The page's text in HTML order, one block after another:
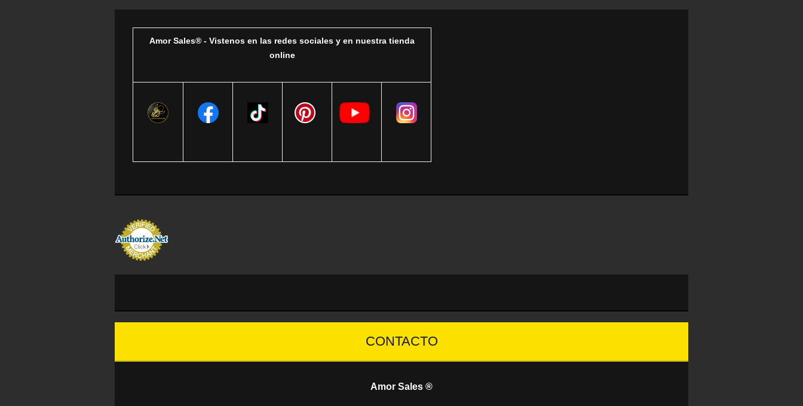
Amor Sales® - Vistenos en las redes sociales y en nuestra tienda
online
CONTACTO
Amor Sales ®